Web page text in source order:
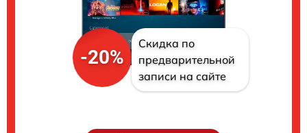
-20%
Скидка по
предварительной
записи на сайте